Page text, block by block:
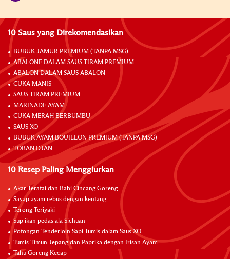
10 Saus yang Direkomendasikan
BUBUK JAMUR PREMIUM (TANPA MSG)
ABALONE DALAM SAUS TIRAM PREMIUM
ABALON DALAM SAUS ABALON
CUKA MANIS
SAUS TIRAM PREMIUM
MARINADE AYAM
CUKA MERAH BERBUMBU
SAUS XO
BUBUK AYAM BOUILLON PREMIUM (TANPA MSG)
TOBAN DJAN
10 Resep Paling Menggiurkan
Akar Teratai dan Babi Cincang Goreng
Sayap ayam rebus dengan kentang
Terong Teriyaki
Sup ikan pedas ala Sichuan
Potongan Tenderloin Sapi Tumis dalam Saus XO
Tumis Timun Jepang dan Paprika dengan Irisan Ayam
Tahu Goreng Kecap